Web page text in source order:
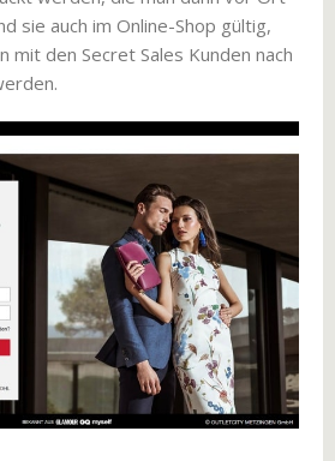
sie auch im Online-Shop gültig,
mit den Secret Sales Kunden nach